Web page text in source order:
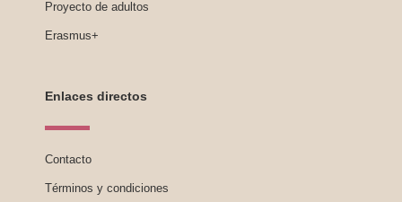
Proyecto de adultos
Erasmus+
Enlaces directos
Contacto
Términos y condiciones